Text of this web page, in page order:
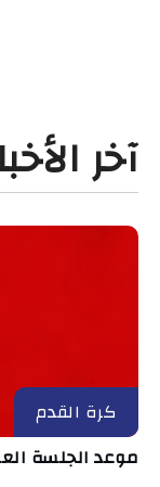
آخر
كرة القدم
موعد الجلسة